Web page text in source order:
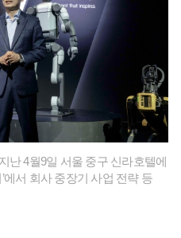
난 4월9일 서울 중구 신라호텔에
에서 회사 중장기 사업 전략 등